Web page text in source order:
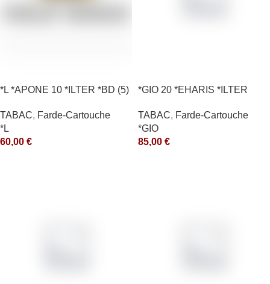
*L *APONE 10 *ILTER *BD (5)
TABAC, Farde-Cartouche
*L
60,00 €
*GIO 20 *EHARIS *ILTER
TABAC, Farde-Cartouche
*GIO
85,00 €